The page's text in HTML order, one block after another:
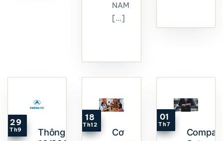
NAM
[...]
Thông tư
29
Th9
Cơ
18
Th12
01
Th7